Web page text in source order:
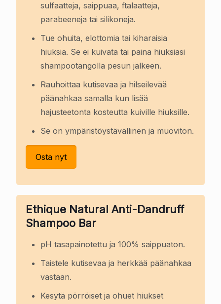
sulfaatteja, saippuaa, ftalaatteja,
parabeeneja tai silikoneja.
Tue ohuita, elottomia tai kiharaisia
hiuksia. Se ei kuivata tai paina hiuksiasi
shampootangolla pesun jälkeen.
Rauhoittaa kutisevaa ja hilseilevää
päänahkaa samalla kun lisää
hajusteetonta kosteutta kuiville hiuksille.
Se on ympäristöystävällinen ja muoviton.
Osta nyt
Ethique Natural Anti-Dandruff
Shampoo Bar
pH tasapainotettu ja 100% saippuaton.
Taistele kutisevaa ja herkkää päänahkaa
vastaan.
Kesytä pörröiset ja ohuet hiukset